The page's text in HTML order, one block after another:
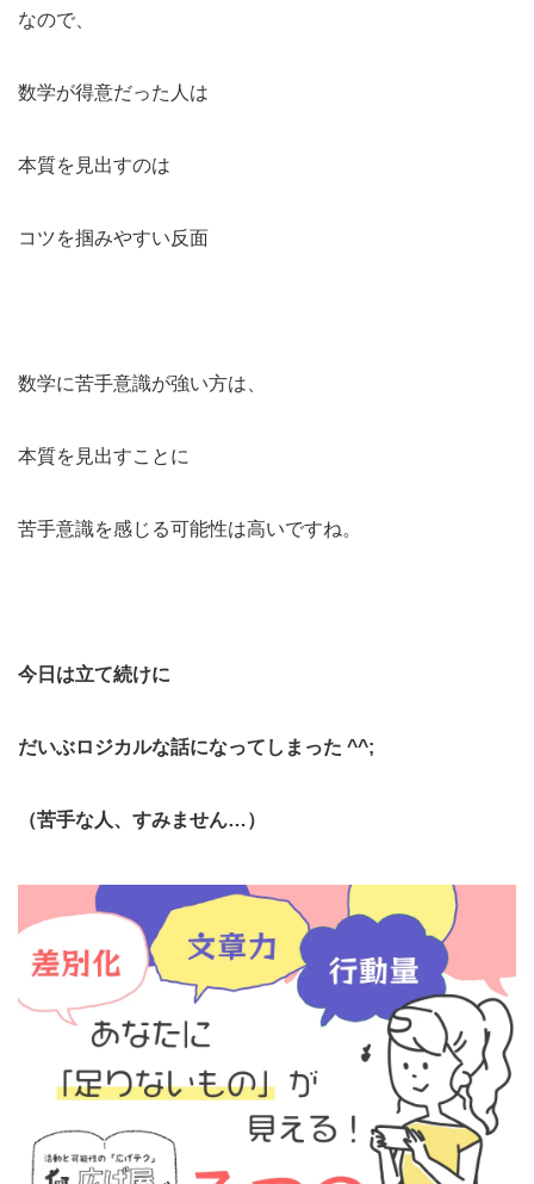
なので、
数学が得意だった人は
本質を見出すのは
コツを掴みやすい反面
数学に苦手意識が強い方は、
本質を見出すことに
苦手意識を感じる可能性は高いですね。
今日は立て続けに
だいぶロジカルな話になってしまった ^^;
（苦手な人、すみません…）